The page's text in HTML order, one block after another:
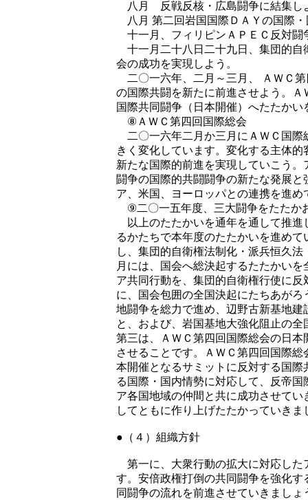
八月 反戦反核・広島闘争に結集し
八月 第二回岩国国際ＤＡＹの国際
十一月、フィリピンＡＰＥＣ反対闘
十一月二十八日二十九日、集団的自
会の成功を実現しよう。
二〇一六年、二月～三月、 ＡＷＣ
の国際共闘を新たに前進させよう。
国際共同闘争（日本開催）へたたかい
⑧ＡＷＣ第四回国際総会
二〇一六年二月か三月にＡＷＣ国際
きく変化しています。変化する主体
新たな国際的前進を実現していこう
闘争の国際的共闘闘争の新たな発展
ア、米国、ヨーロッパとの連携を進め
⑨二〇一五年度、三大闘争をたたか
以上のたたかいを通年を通して推進
るかたちで本年度のたたかいを進め
し、集団的自衛権法制化・派兵恒久
月には、国会へ総決起するたたかい
ア共同行動を、集団的自衛権行使に
に、国会包囲の全国決起にたちあが
地闘争を総力で進め、辺野古新基地
と、および、岩国基地大強化阻止の
第三は、ＡＷＣ第四回国際総会の日
させることです。ＡＷＣ第四回国際
本開催となるサミットに反対する国
る国際・国内情勢に対応して、反帝
ア各国地域の仲間と共に成功させて
してともに作り上げたたかっていきま
●（４）組織方針
第一に、大衆行動の拡大に対応した
す。安倍政権打倒の共同闘争を強化
同闘争の流れを前進させていきまし